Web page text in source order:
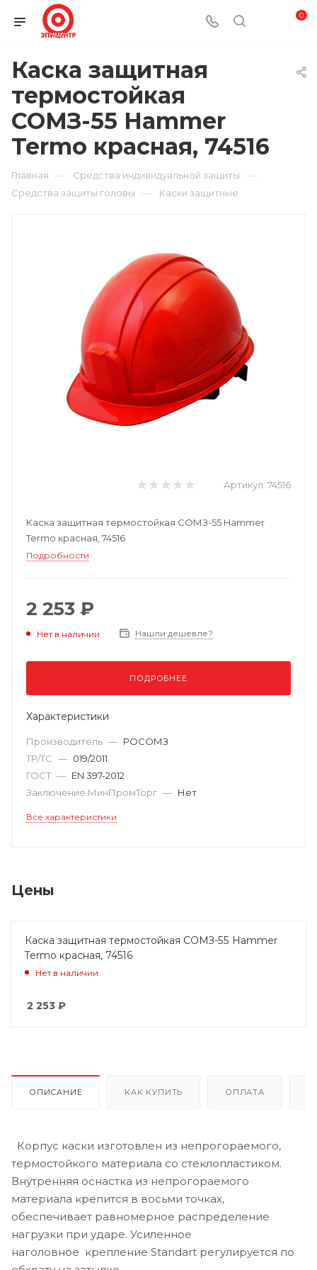
0
Каска защитная
термостойкая
СОМЗ-55 Hammer
Termo красная, 74516
Главная — Средства индивидуальной защиты —
Средства защиты головы — Каски защитные
Артикул: 74516
Каска защитная термостойкая СОМЗ-55 Hammer
Termo красная, 74516
Подробности
2 253 ₽
Нет в наличии Нашли дешевле?
ПОДРОБНЕЕ
Характеристики
Производитель — РОСОМЗ
ТР/ТС — 019/2011
ГОСТ — EN 397-2012
Заключение МинПромТорг — Нет
Все характеристики
Цены
Каска защитная термостойкая СОМЗ-55 Hammer
Termo красная, 74516
Нет в наличии
2 253 ₽
ОПИСАНИЕ КАК КУПИТЬ ОПЛАТА
Корпус каски изготовлен из непрогораемого,
термостойкого материала со стеклопластиком.
Внутренняя оснастка из непрогораемого
материала крепится в восьми точках,
обеспечивает равномерное распределение
нагрузки при ударе. Усиленное
наголовное крепление Standart регулируется по